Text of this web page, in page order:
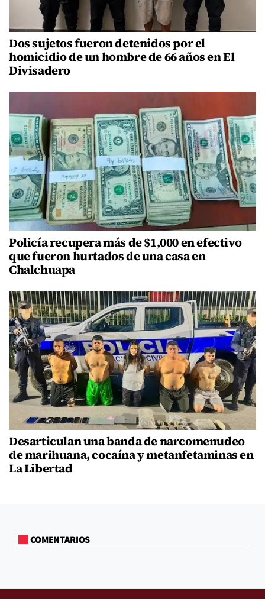
Dos sujetos fueron detenidos por el
homicidio de un hombre de 66 años en El
Divisadero
Policía recupera más de $1,000 en efectivo
que fueron hurtados de una casa en
Chalchuapa
Desarticulan una banda de narcomenudeo
de marihuana, cocaína y metanfetaminas en
La Libertad
COMENTARIOS